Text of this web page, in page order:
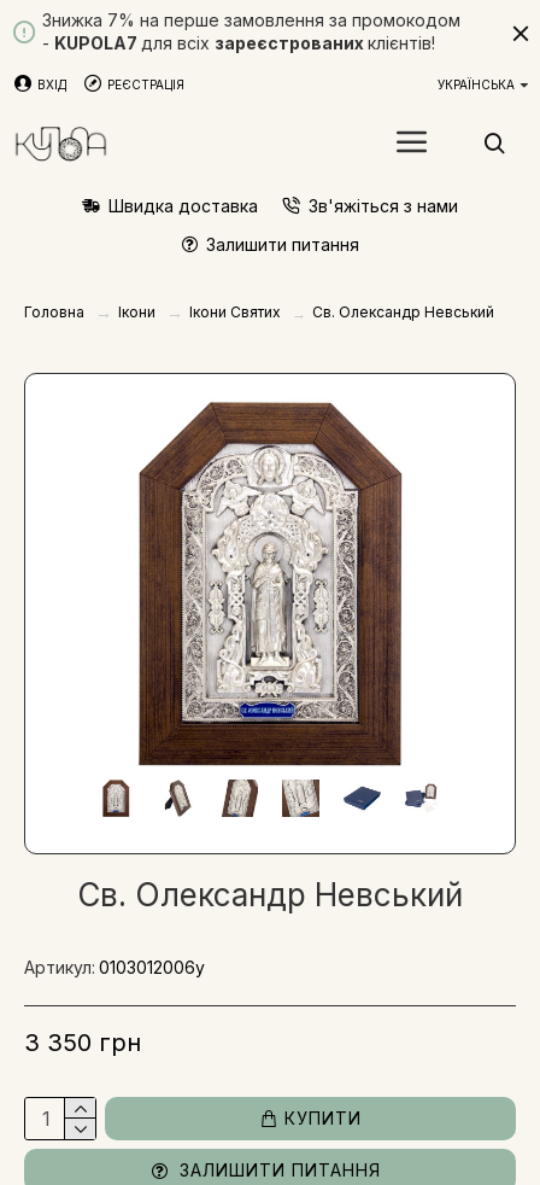
Знижка 7% на перше замовлення за промокодом
- KUPOLA7 для всіх зареєстрованих клієнтів!
ВХІД РЕЄСТРАЦІЯ УКРАЇНСЬКА
Швидка доставка
Зв'яжіться з нами
Залишити питання
Головна Ікони Ікони Святих Св. Олександр Невський
Св. Олександр Невський
3 350 грн
Артикул: 0103012006у
КУПИТИ
ЗАЛИШИТИ ПИТАННЯ